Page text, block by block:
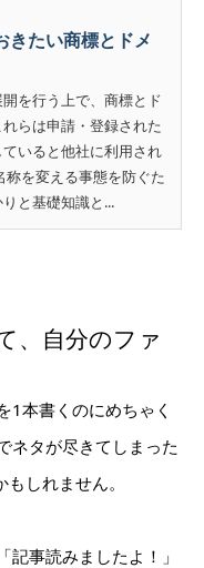
きたい商標とドメ
を行う上で、商標とド
らは申請・登録された
いると他社に利用され
を変える事態を防ぐた
と基礎知識と...
、自分のファ
1本書くのにめちゃく
ネタが尽きてしまった
しれません。
事読みましたよ！」